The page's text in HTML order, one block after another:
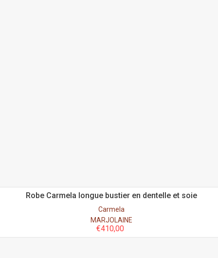
Robe Carmela longue bustier en dentelle et soie
Carmela
MARJOLAINE
€410,00